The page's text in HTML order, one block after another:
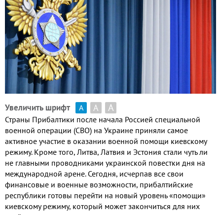
Увеличить шрифт А А А
Страны Прибалтики после начала Россией специальной
военной операции (СВО) на Украине приняли самое
активное участие в оказании военной помощи киевскому
режиму. Кроме того, Литва, Латвия и Эстония стали чуть ли
не главными проводниками украинской повестки дня на
международной арене. Сегодня, исчерпав все свои
финансовые и военные возможности, прибалтийские
республики готовы перейти на новый уровень «помощи»
киевскому режиму, который может закончиться для них